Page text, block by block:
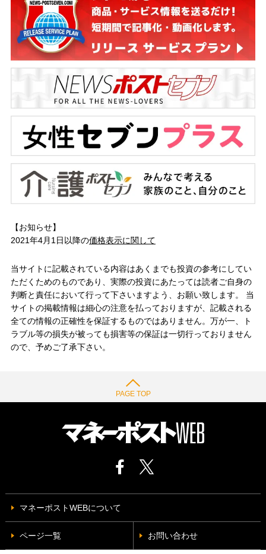
【お知らせ】
2021年4月1日以降の価格表示に関して
当サイトに記載されている内容はあくまでも投資の参考にしてい
ただくためのものであり、実際の投資にあたっては読者ご自身の
判断と責任において行って下さいますよう、お願い致します。 当
サイトの掲載情報は細心の注意を払っておりますが、記載される
全ての情報の正確性を保証するものではありません。万が一、ト
ラブル等の損失が被っても損害等の保証は一切行っておりません
ので、予めご了承下さい。
PAGE TOP
マネーポストWEBについて
ページ一覧 お問い合わせ